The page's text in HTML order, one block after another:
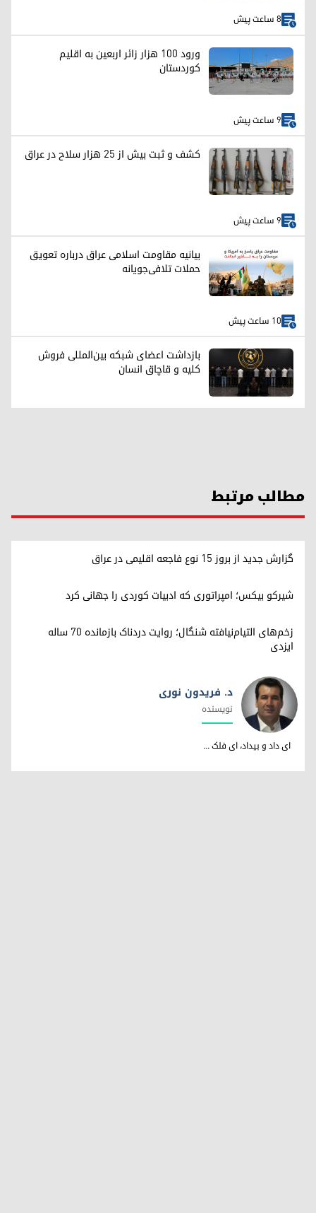
8 ساعت پیش
ورود ۱۰۰ هزار زائر اربعین به اقلیم
کوردستان
9 ساعت پیش
کشف و ثبت بیش از ۲۵ هزار سلاح در عراق
9 ساعت پیش
بیانیه مقاومت اسلامی عراق درباره تعویق
حملات تلافی‌جویانه
10 ساعت پیش
بازداشت اعضای شبکه بین‌المللی فروش
کلیه و قاچاق انسان
مطالب مرتبط
گزارش جدید از بروز ۱۵ نوع فاجعه اقلیمی در عراق
شیرکو بیکس؛ امپراتوری کە ادبیات کوردی را جهانی کرد
زخم‌های التیام‌نیافته شنگال؛ روایت دردناک بازمانده ۷۰ ساله
ایزدی
د. فریدون نوری
د. فریدون نوری
نویسندە
ای داد و بیداد، ای فلک ...